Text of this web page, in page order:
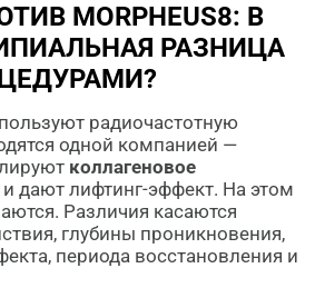
MORPHEUS8: В
РАЗНИЦА
радиочастотную
одной компанией —
коллагеновое
и дают лифтинг-эффект. На этом
Различия касаются
глубины проникновения,
периода восстановления и